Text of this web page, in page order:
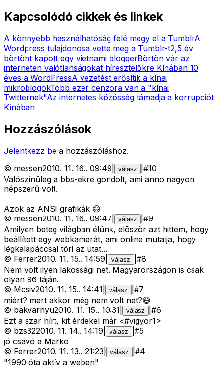
Kapcsolódó cikkek és linkek
A könnyebb használhatóság felé megy el a TumblrA
Wordpress tulajdonosa vette meg a Tumblr-t2,5 év
börtönt kapott egy vietnami bloggerBörtön vár az
interneten valótlanságokat híresztelőkre Kínában 10
éves a WordPressA vezetést erősítik a kínai
mikroblogokTöbb ezer cenzora van a "kínai
Twitternek"Az internetes közösség támadja a korrupciót
Kínában
Hozzászólások
Jelentkezz be a hozzászóláshoz.
© messen2010. 11. 16.. 09:49 válasz #10
Valószínûleg a bbs-ekre gondolt, ami anno nagyon
népszerû volt.
Azok az ANSI grafikák 😄
© messen2010. 11. 16.. 09:47 válasz #9
Amilyen beteg világban élünk, elõször azt hittem, hogy
beállított egy webkamerát, ami online mutatja, hogy
légkalapáccsal töri az utat...
© Ferrer2010. 11. 15.. 14:59 válasz #8
Nem volt ilyen lakossági net. Magyarországon is csak
olyan 96 táján.
© Mcsiv2010. 11. 15.. 14:41 válasz #7
miért? mert akkor még nem volt net?😄
© bakvarnyu2010. 11. 15.. 10:31 válasz #6
Ezt a szar hírt, kit érdekel már <#vigyor1>
© bzs322010. 11. 14.. 14:19 válasz #5
jó csávó a Marko
© Ferrer2010. 11. 13.. 21:23 válasz #4
"1990 óta aktív a weben"